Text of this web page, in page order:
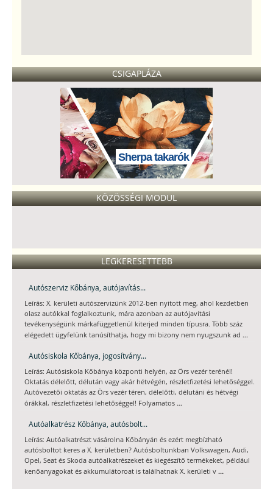
CSIGAPLÁZA
Sherpa takarók
KÖZÖSSÉGI MODUL
LEGKERESETTEBB
Autószerviz Kőbánya, autójavítás...
Leírás: X. kerületi autószervizünk 2012-ben nyitott meg, ahol kezdetben
olasz autókkal foglalkoztunk, mára azonban az autójavítási
tevékenységünk márkafüggetlenül kiterjed minden típusra. Több száz
elégedett ügyfelünk tanúsíthatja, hogy mi bizony nem nyugszunk ad ...
Autósiskola Kőbánya, jogosítvány...
Leírás: Autósiskola Kőbánya központi helyén, az Örs vezér terénél!
Oktatás délelőtt, délután vagy akár hétvégén, részletfizetési lehetőséggel.
Autóvezetői oktatás az Örs vezér téren, délelőtti, délutáni és hétvégi
órákkal, részletfizetési lehetőséggel! Folyamatos ...
Autóalkatrész Kőbánya, autósbolt...
Leírás: Autóalkatrészt vásárolna Kőbányán és ezért megbízható
autósboltot keres a X. kerületben? Autósboltunkban Volkswagen, Audi,
Opel, Seat és Skoda autóalkatrészeket és kiegészítő termékeket, például
kenőanyagokat és akkumulátoroat is találhatnak X. kerületi v ...